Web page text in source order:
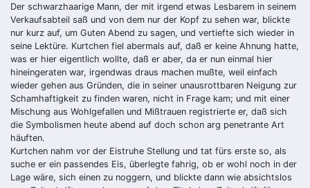
Der schwarzhaarige Mann, der mit irgend etwas Lesbarem in seinem
Ver­kaufsabteil saß und von dem nur der Kopf zu sehen war, blickte
nur kurz auf, um Guten Abend zu sagen, und vertiefte sich wieder in
seine Lektüre. Kurtchen fiel abermals auf, daß er keine Ahnung hatte,
was er hier eigentlich wollte, daß er aber, da er nun einmal hier
hineingeraten war, irgendwas draus machen mußte, weil einfach
wieder gehen aus Gründen, die in seiner unausrottbaren Neigung zur
Schamhaftigkeit zu finden waren, nicht in Frage kam; und mit einer
Mi­schung aus Wohlgefallen und Mißtrauen registrierte er, daß sich
die Symbo­lismen heute abend auf doch schon arg penetrante Art
häuften.
Kurtchen nahm vor der Eistruhe Stellung und tat fürs erste so, als
suche er ein passendes Eis, überlegte fahrig, ob er wohl noch in der
Lage wäre, sich einen zu noggern, und blickte dann wie absichtslos